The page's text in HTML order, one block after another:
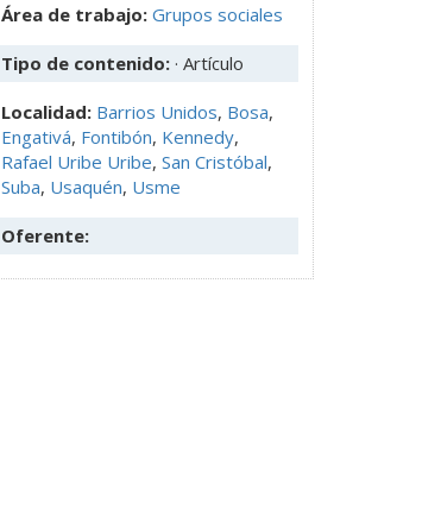
Área de trabajo: Grupos sociales
Tipo de contenido: · Artículo
Localidad: Barrios Unidos, Bosa,
Engativá, Fontibón, Kennedy,
Rafael Uribe Uribe, San Cristóbal,
Suba, Usaquén, Usme
Oferente: